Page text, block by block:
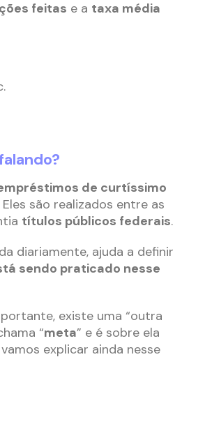
feitas e a taxa média
de curtíssimo
são realizados entre as
títulos públicos federais.
diariamente, ajuda a definir
sendo praticado nesse
existe uma “outra
“meta” e é sobre ela
explicar ainda nesse